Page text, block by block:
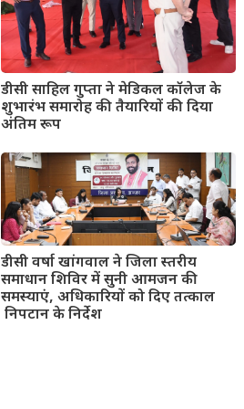
डीसी साहिल गुप्ता ने मेडिकल कॉलेज के
शुभारंभ समारोह की तैयारियों की दिया
अंतिम रूप
डीसी वर्षा खांगवाल ने जिला स्तरीय
समाधान शिविर में सुनी आमजन की
समस्याएं, अधिकारियों को दिए तत्काल
निपटान के निर्देश